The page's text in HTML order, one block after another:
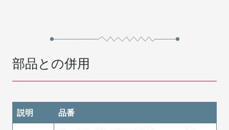
部品との併用
説明 品番